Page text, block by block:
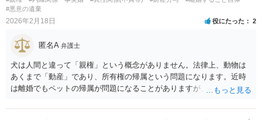
致というだけでは、破棄に正当な理由はない可能性が高いので、慰謝
料請求が認められる可能性は十分あります。 質問② 要求する金額は、
る金額は、５０万円から１００万円程度であることが多いと思われま
す。 質問③ 「費用差」がどのような趣旨がわかりませんので、弁護士
費用をお支払いになった場合のお手元に残る金額という点の回答をい
たします。 弁士費用はご依頼になる弁護士によって異なりますが、 仮
に慰謝料５０万円が支払われた場合は、弁護士費用等を引いた後にお
はあるでしょう。 また、弁護士にご依頼になった場合と、ご自身で対
#悪意の遺棄
2026年2月18日 役にたった 2
匿名A 弁護士
犬は人間と違って「親権」という概念がありません。法律上、動物は
あくまで「動産」であり、所有権の帰属という問題になります。近時
は離婚でもペットの帰属が問題になることがありますが、親権の考え
思います。そのため、基本的な考え方は「犬の所有者」と評価できる